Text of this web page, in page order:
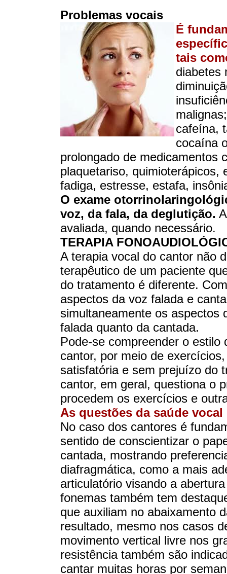
Problemas vocais
É
tais
diabetes
cafeína,
cocaína
prolongado de medicamentos
plaquetariso, quimioterápicos,
fadiga, estresse, estafa,
O exame
voz, da fala, da deglutição.
avaliada, quando necessário.
TERAPIA
A terapia vocal do cantor não
terapêutico de um paciente
do tratamento é diferente.
aspectos da voz falada e
simultaneamente os aspectos
falada quanto da cantada.
Pode-se compreender o
cantor, por meio de
satisfatória e sem prejuízo do
cantor, em geral, questiona o
procedem os exercícios e
As questões da saúde
No caso dos cantores é
sentido de conscientizar o
cantada, mostrando
diafragmática, como a mais
articulatório visando a
fonemas também tem
que auxiliam no abaixamento
resultado, mesmo nos casos
movimento vertical livre nos
resistência também são
cantar muitas horas por